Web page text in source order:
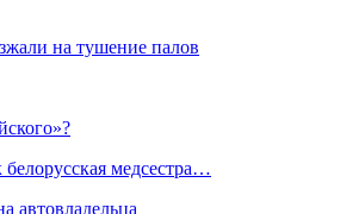
на тушение палов
медсестра…
автовладельца